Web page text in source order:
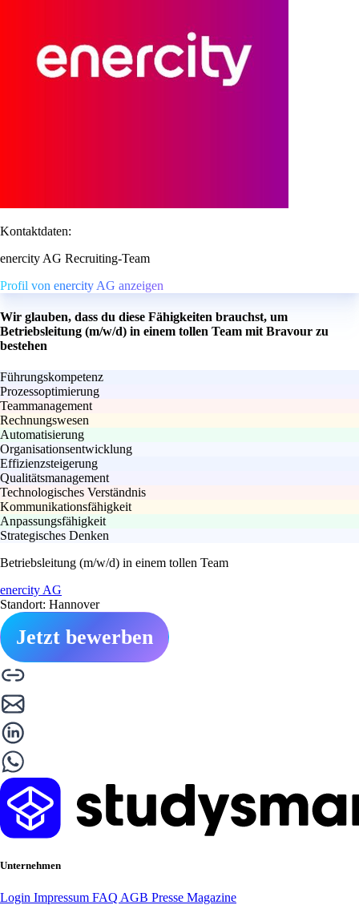
Kontaktdaten:
enercity AG Recruiting-Team
Profil von enercity AG anzeigen
Wir glauben, dass du diese Fähigkeiten brauchst, um
Betriebsleitung (m/w/d) in einem tollen Team mit Bravour zu
bestehen
Führungskompetenz
Prozessoptimierung
Teammanagement
Rechnungswesen
Automatisierung
Organisationsentwicklung
Effizienzsteigerung
Qualitätsmanagement
Technologisches Verständnis
Kommunikationsfähigkeit
Anpassungsfähigkeit
Strategisches Denken
Betriebsleitung (m/w/d) in einem tollen Team
enercity AG
Standort: Hannover
Jetzt bewerben
Unternehmen
Login Impressum FAQ AGB Presse Magazine